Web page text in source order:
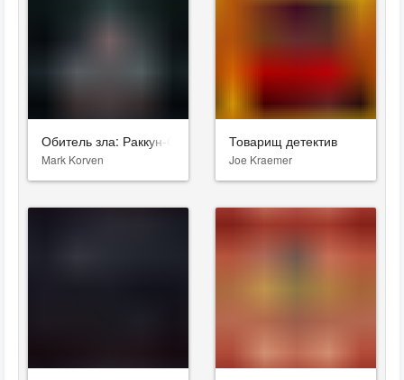
Обитель зла: Раккун-Сити
Mark Korven
Товарищ детектив
Joe Kraemer